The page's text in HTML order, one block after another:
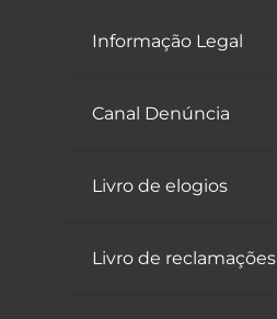
Informação Legal
Canal Denúncia
Livro de elogios
Livro de reclamações